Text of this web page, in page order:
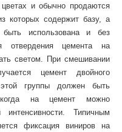
и обычно продаются
которых содержит базу, а
использована и без
отвердения цемента на
светом. При смешивании
цемент двойного
группы должен быть
на цемент можно
интенсивности. Типичным
фиксация виниров на